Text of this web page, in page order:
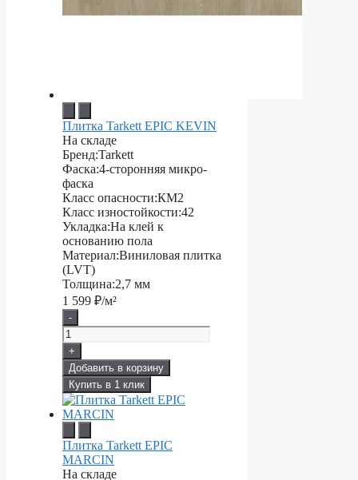
Плитка Tarkett EPIC KEVIN
На складе
Бренд:Tarkett
Фаска:4-сторонняя микро-
фаска
Класс опасности:КМ2
Класс изностойкости:42
Укладка:На клей к
основанию пола
Материал:Виниловая плитка
(LVT)
Толщина:2,7 мм
1 599 ₽/м²
-
+
Добавить в корзину
Купить в 1 клик
Плитка Tarkett EPIC
MARCIN
На складе